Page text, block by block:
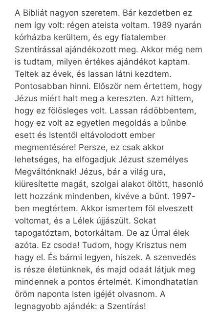
A Bibliát nagyon szeretem. Bár kezdetben ez
nem így volt: régen ateista voltam. 1989 nyarán
kórházba kerültem, és egy fiatalember
Szentírással ajándékozott meg. Akkor még nem
is tudtam, milyen értékes ajándékot kaptam.
Teltek az évek, és lassan látni kezdtem.
Pontosabban hinni. Először nem értettem, hogy
Jézus miért halt meg a kereszten. Azt hittem,
hogy ez fölösleges volt. Lassan rádöbbentem,
hogy ez volt az egyetlen megoldás a bűnbe
esett és Istentől eltávolodott ember
megmentésére! Persze, ez csak akkor
lehetséges, ha elfogadjuk Jézust személyes
Megváltónknak! Jézus, bár a világ ura,
kiüresítette magát, szolgai alakot öltött, hasonló
lett hozzánk mindenben, kivéve a bűnt. 1997-
ben megtértem. Akkor ismertem föl elveszett
voltomat, és a Lélek újjászült. Sokat
tapogatóztam, botorkáltam. De az Úrral élek
azóta. Ez csoda! Tudom, hogy Krisztus nem
hagy el. És bármi legyen, hiszek. A szenvedés
is része életünknek, és majd odaát látjuk meg
mindennek a pontos értelmét. Kimondhatatlan
öröm naponta Isten igéjét olvasnom. A
legnagyobb ajándék: a Szentírás!